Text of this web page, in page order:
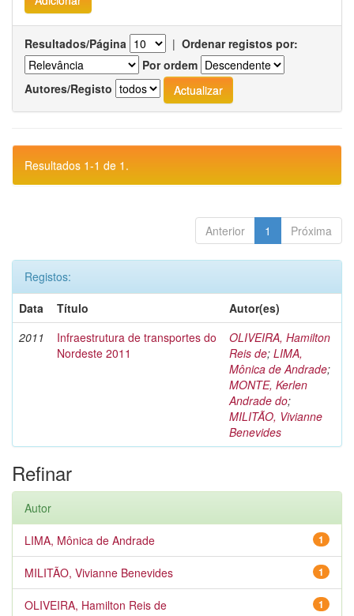
Resultados/Página | Ordenar registos por:
Por ordem
Autores/Registo
Resultados 1-1 de 1.
Anterior 1 Próxima
Registos:
Data
Título
Autor(es)
2011
Infraestrutura de transportes do
Nordeste 2011
OLIVEIRA, Hamilton
Reis de; LIMA,
Mônica de Andrade;
MONTE, Kerlen
Andrade do;
MILITÃO, Vivianne
Benevides
Refinar
Autor
1
LIMA, Mônica de Andrade
1
MILITÃO, Vivianne Benevides
1
OLIVEIRA, Hamilton Reis de